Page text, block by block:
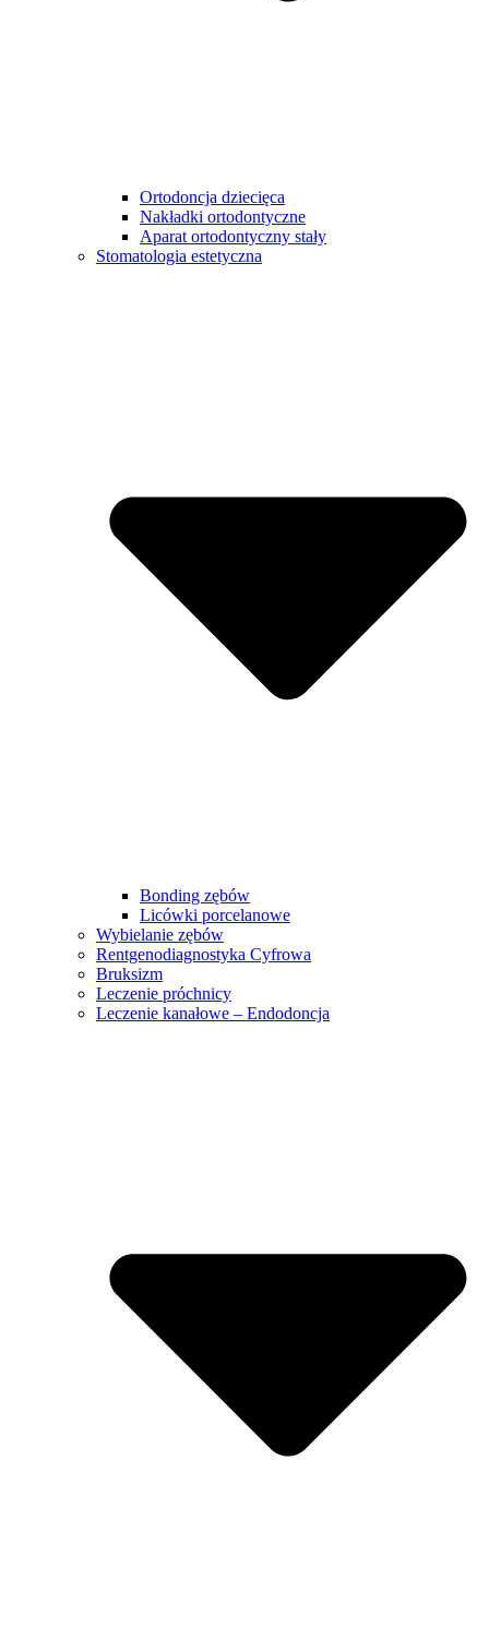
Ortodoncja dziecięca
Nakładki ortodontyczne
Aparat ortodontyczny stały
Stomatologia estetyczna
Bonding zębów
Licówki porcelanowe
Wybielanie zębów
Rentgenodiagnostyka Cyfrowa
Bruksizm
Leczenie próchnicy
Leczenie kanałowe – Endodoncja